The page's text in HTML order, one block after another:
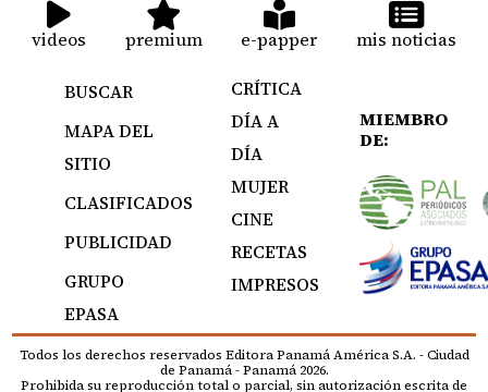
videos premium e-papper mis noticias
BUSCAR
MAPA DEL
SITIO
CLASIFICADOS
PUBLICIDAD
GRUPO
EPASA
CRÍTICA
DÍA A
DÍA
MUJER
CINE
RECETAS
IMPRESOS
MIEMBRO
DE:
Todos los derechos reservados Editora Panamá América S.A. - Ciudad
de Panamá - Panamá 2026.
Prohibida su reproducción total o parcial, sin autorización escrita de